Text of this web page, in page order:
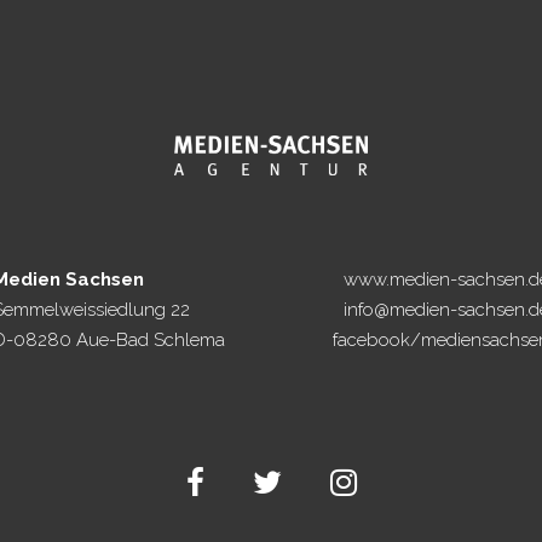
Sachsen
22
08280 Aue-Bad Schlema
www.medien-
info@medien-
facebook/